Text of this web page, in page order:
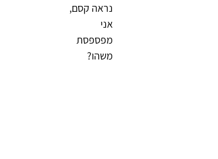
נראה קסם,
אני
מפספסת
משהו?